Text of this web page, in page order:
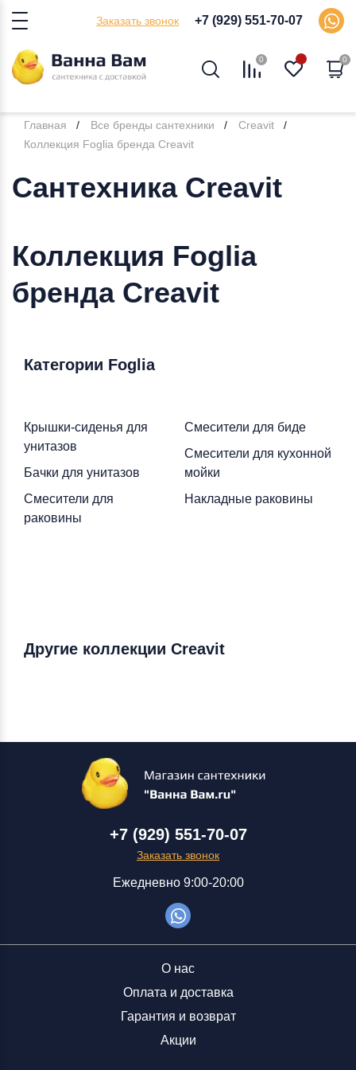
Заказать звонок +7 (929) 551-70-07
0 0
Главная Все бренды сантехники
Creavit
Коллекция Foglia бренда Creavit
Сантехника Creavit
Коллекция Foglia
бренда Creavit
Категории Foglia
Крышки-сиденья для
унитазов
Бачки для унитазов
Смесители для
раковины
Смесители для биде
Смесители для кухонной
мойки
Накладные раковины
Другие коллекции Creavit
+7 (929) 551-70-07
Заказать звонок
Ежедневно 9:00-20:00
О нас
Оплата и доставка
Гарантия и возврат
Акции